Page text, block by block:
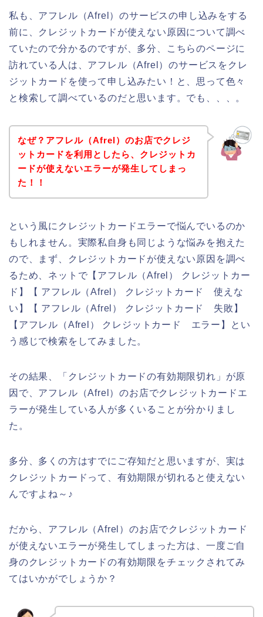
私も、アフレル（Afrel）のサービスの申し込みをする
前に、クレジットカードが使えない原因について調べ
ていたので分かるのですが、多分、こちらのページに
訪れている人は、アフレル（Afrel）のサービスをクレ
ジットカードを使って申し込みたい！と、思って色々
と検索して調べているのだと思います。でも、、、。
なぜ？アフレル（Afrel）のお店でクレジ
ットカードを利用としたら、クレジットカ
ードが使えないエラーが発生してしまっ
た！！
という風にクレジットカードエラーで悩んでいるのか
もしれません。実際私自身も同じような悩みを抱えた
ので、まず、クレジットカードが使えない原因を調べ
るため、ネットで【アフレル（Afrel） クレジットカー
ド】【 アフレル（Afrel） クレジットカード 使えな
い】【 アフレル（Afrel） クレジットカード 失敗】
【アフレル（Afrel） クレジットカード エラー】とい
う感じで検索をしてみました。
その結果、「クレジットカードの有効期限切れ」が原
因で、アフレル（Afrel）のお店でクレジットカードエ
ラーが発生している人が多くいることが分かりまし
た。
多分、多くの方はすでにご存知だと思いますが、実は
クレジットカードって、有効期限が切れると使えない
んですよね～♪
だから、アフレル（Afrel）のお店でクレジットカード
が使えないエラーが発生してしまった方は、一度ご自
身のクレジットカードの有効期限をチェックされてみ
てはいかがでしょうか？